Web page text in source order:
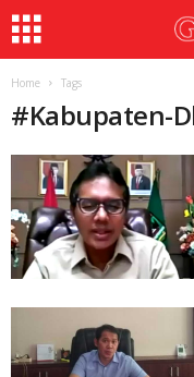
Home Tags
#Kabupaten-